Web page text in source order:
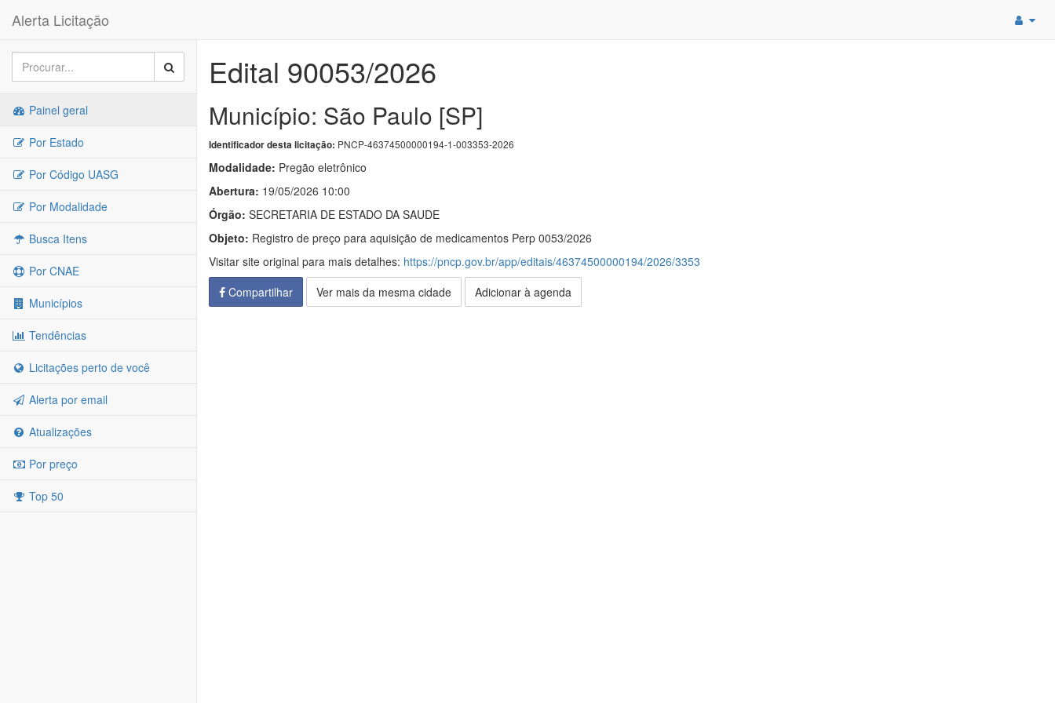
Alerta Licitação
Painel geral
Por Estado
Por Código UASG
Por Modalidade
Busca Itens
Por CNAE
Municípios
Tendências
Licitações perto de você
Alerta por email
Atualizações
Por preço
Top 50
Edital 90053/2026
Município: São Paulo [SP]
Identificador desta licitação: PNCP-46374500000194-1-003353-2026
Modalidade: Pregão eletrônico
Abertura: 19/05/2026 10:00
Órgão: SECRETARIA DE ESTADO DA SAUDE
Objeto: Registro de preço para aquisição de medicamentos Perp 0053/2026
Visitar site original para mais detalhes: https://pncp.gov.br/app/editais/46374500000194/2026/3353
Compartilhar
Ver mais da mesma cidade Adicionar à agenda